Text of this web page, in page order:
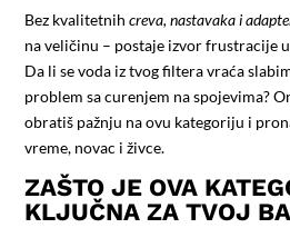
Bez kvalitetnihcreva, nastavaka i
na veličinu – postaje izvor frustracije
Da li se voda iz tvog filtera vraća
problem sa curenjem na spojevima?
obratiš pažnju na ovu kategoriju i
vreme, novac i živce.
ZAŠTO JE OVA
KLJUČNA ZA TVOJ